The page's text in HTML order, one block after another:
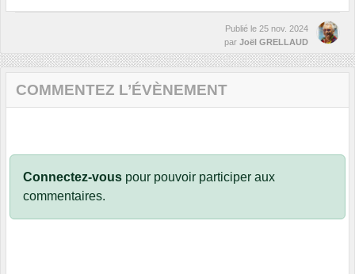
Publié le 25 nov. 2024
par Joël GRELLAUD
COMMENTEZ L’ÉVÈNEMENT
Connectez-vous pour pouvoir participer aux
commentaires.